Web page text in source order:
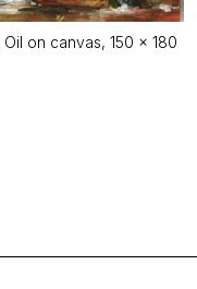
on canvas, 150 x 180